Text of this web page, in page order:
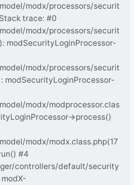
modx/processors/securit
trace: #0
modx/processors/securit
modSecurityLoginProcessor-
modx/processors/securit
modSecurityLoginProcessor-
modx/modprocessor.clas
>process()
modx/modx.class.php(17
#4
controllers/default/security